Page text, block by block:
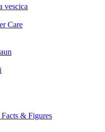
di B. Braun in Italia: 4
e un Centro di
vescica
Care
& Figures